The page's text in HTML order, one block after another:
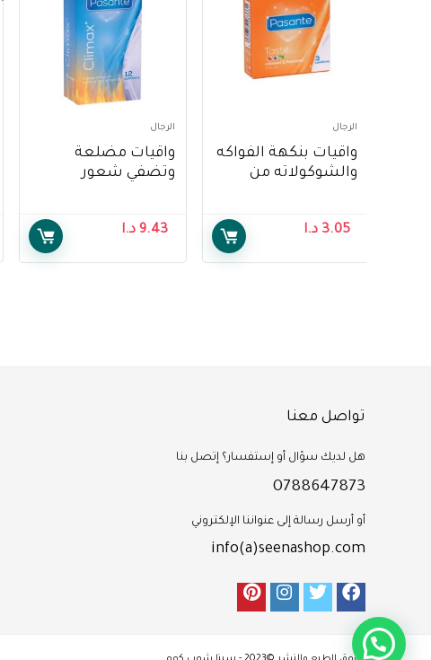
الرجال
واقيات بنكهة الفواكه
والشوكولاته من
3.05 د.ا
الرجال
واقيات مضلعة
وتضفي شعور
Climax Condoms 12’s
9.43 د.ا
تواصل معنا
هل لديك سؤال أو إستفسار؟ إتصل بنا
0788647873
أو أرسل رسالة إلى عنواننا الإلكتروني
info(a)seenashop.com